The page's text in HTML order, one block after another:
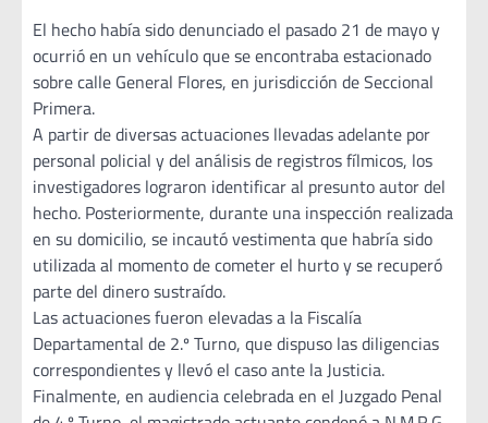
El hecho había sido denunciado el pasado 21 de mayo y
ocurrió en un vehículo que se encontraba estacionado
sobre calle General Flores, en jurisdicción de Seccional
Primera.
A partir de diversas actuaciones llevadas adelante por
personal policial y del análisis de registros fílmicos, los
investigadores lograron identificar al presunto autor del
hecho. Posteriormente, durante una inspección realizada
en su domicilio, se incautó vestimenta que habría sido
utilizada al momento de cometer el hurto y se recuperó
parte del dinero sustraído.
Las actuaciones fueron elevadas a la Fiscalía
Departamental de 2.º Turno, que dispuso las diligencias
correspondientes y llevó el caso ante la Justicia.
Finalmente, en audiencia celebrada en el Juzgado Penal